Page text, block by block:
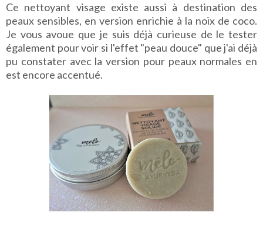
Ce nettoyant visage existe aussi à destination des
peaux sensibles, en version enrichie à la noix de coco.
Je vous avoue que je suis déjà curieuse de le tester
également pour voir si l'effet "peau douce" que j'ai déjà
pu constater avec la version pour peaux normales en
est encore accentué.